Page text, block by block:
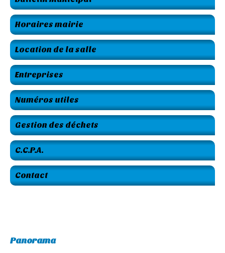
Horaires mairie
Location de la salle
Entreprises
Numéros utiles
Gestion des déchets
C.C.P.A.
Contact
Panorama